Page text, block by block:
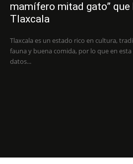
mamífero mitad gato” que
Tlaxcala
Tlaxcala es un estado rico en cultura,
fauna y buena comida, por lo que en
datos...